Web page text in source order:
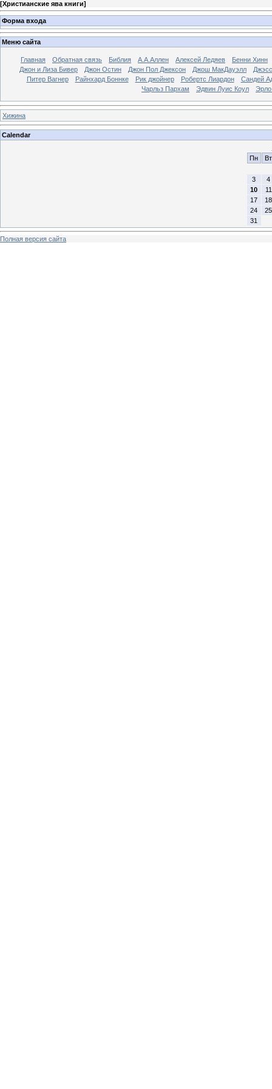
[Христианские ява книги]
Форма входа
Меню сайта
Главная Обратная связь Библия А.А.Аллен Алексей Ледяев
Бенни Хинн
Джон и Лиза Бивер
Джон Остин Джон Пол Джексон Джош МакДауэлл
Питер Вагнер
Райнхард Боннке Рик джойнер Робертс Лиардон
Сандей
Чарльз Пархам
Эдвин Луис Коул
Хижина
Calendar
Пн
Вт
3
4
10
11
17
18
24
25
31
Полная версия сайта